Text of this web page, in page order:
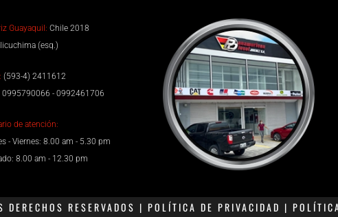
Guayaquil: Chile 2018
(esq.)
(593-4) 2411612
0995790066 - 0992461706
de atención:
- Viernes: 8.00 am - 5.30 pm
8.00 am - 12.30 pm
RESERVADOS | POLÍTICA DE PRIVACIDAD |